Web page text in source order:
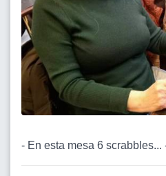
- En esta mesa 6 scrabbles...